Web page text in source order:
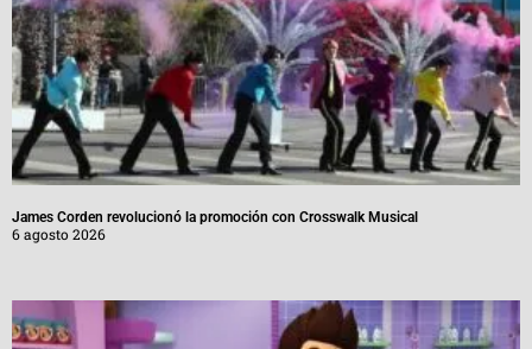
James Corden revolucionó la promoción con Crosswalk Musical
6 agosto 2026